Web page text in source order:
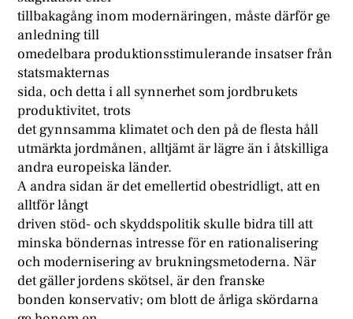
tillbakagång inom modernäringen, måste därför ge
anledning till
omedelbara produktionsstimulerande insatser från
statsmakternas
sida, och detta i all synnerhet som jordbrukets
produktivitet, trots
det gynnsamma klimatet och den på de flesta håll
utmärkta jordmånen, alltjämt är lägre än i åtskilliga
andra europeiska länder.
A andra sidan är det emellertid obestridligt, att en
alltför långt
driven stöd- och skyddspolitik skulle bidra till att
minska böndernas intresse för en rationalisering
och modernisering av brukningsmetoderna. När
det gäller jordens skötsel, är den franske
bonden konservativ; om blott de årliga skördarna